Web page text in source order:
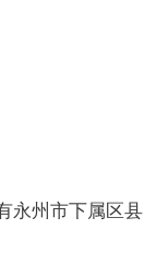
永州市下属区县